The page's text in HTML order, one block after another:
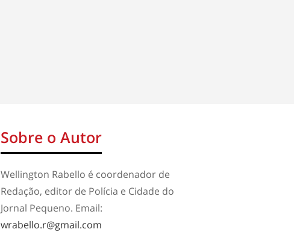
Sobre o Autor
Wellington Rabello é coordenador de
Redação, editor de Polícia e Cidade do
Jornal Pequeno. Email:
wrabello.r@gmail.com